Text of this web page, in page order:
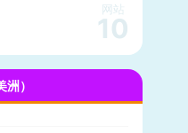
News)
网站
10
）